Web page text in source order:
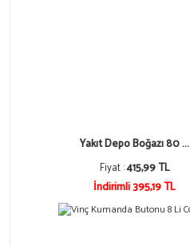
Yakıt Depo Boğazı 80 ...
Fiyat :415,99 TL
İndirimli 395,19 TL